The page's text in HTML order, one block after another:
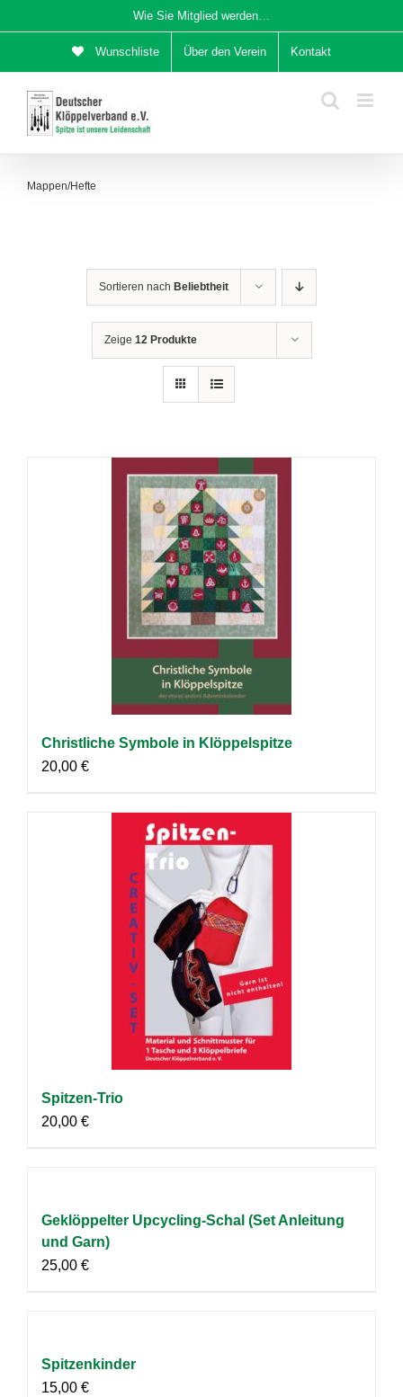
Inhalt
Wie Sie Mitglied werden…
Wunschliste Über den Verein Kontakt
Mappen/Hefte
Sortieren nach Beliebtheit
Zeige 12 Produkte
Christliche Symbole in Klöppelspitze
20,00 €
Spitzen-Trio
20,00 €
Geklöppelter Upcycling-Schal (Set Anleitung
und Garn)
25,00 €
Spitzenkinder
15,00 €